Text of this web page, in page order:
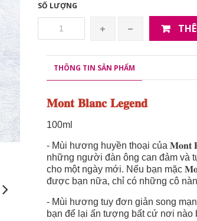
SỐ LƯỢNG
THÔNG TIN SẢN PHẨM
𝐌𝐨𝐧𝐭 𝐁𝐥𝐚𝐧𝐜 𝐋𝐞𝐠𝐞𝐧𝐝
100ml
- Mùi hương huyền thoại của 𝐌𝐨𝐧𝐭
những người đàn ông can đảm và
cho một ngày mới. Nếu bạn mặc
được bạn nữa, chỉ có những cô
- Mùi hương tuy đơn giản song
bạn để lại ấn tượng bất cứ nơi nào